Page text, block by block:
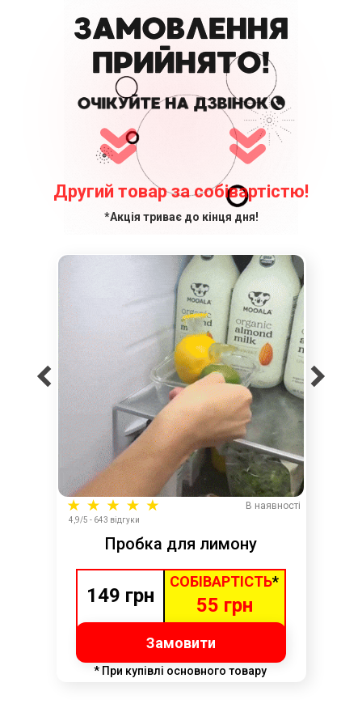
Другий товар за собівартістю!
*Акція триває до кінця дня!
В наявності
149 грн
4,9/5 - 643 відгуки
Пробка для лимону
* При купівлі основного товару
55 грн
СОБІВАРТІСТЬ*
Замовити